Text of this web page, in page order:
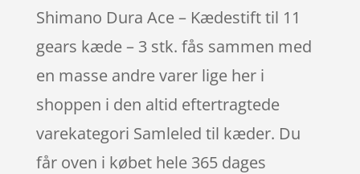
Shimano Dura Ace – Kædestift til 11
gears kæde – 3 stk. fås sammen med
en masse andre varer lige her i
shoppen i den altid eftertragtede
varekategori Samleled til kæder. Du
får oven i købet hele 365 dages